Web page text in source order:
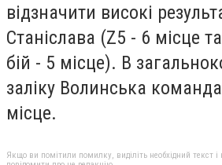
відзначити високі
Станіслава (Z5 - 6 місце
бій - 5 місце). В
заліку Волинська
місце.
Якщо ви помітили помилку, виділіть необхідний текст